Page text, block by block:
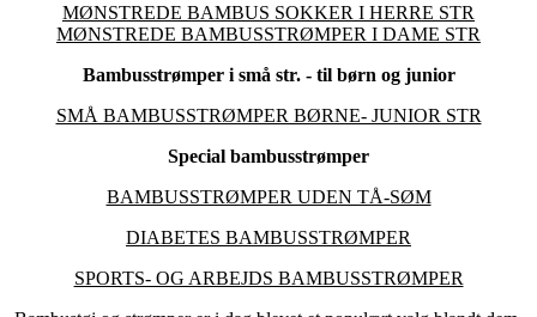
MØNSTREDE BAMBUS SOKKER I HERRE STR
MØNSTREDE BAMBUSSTRØMPER I DAME STR
Bambusstrømper i små str. - til børn og junior
SMÅ BAMBUSSTRØMPER BØRNE- JUNIOR STR
Special bambusstrømper
BAMBUSSTRØMPER UDEN TÅ-SØM
DIABETES BAMBUSSTRØMPER
SPORTS- OG ARBEJDS BAMBUSSTRØMPER